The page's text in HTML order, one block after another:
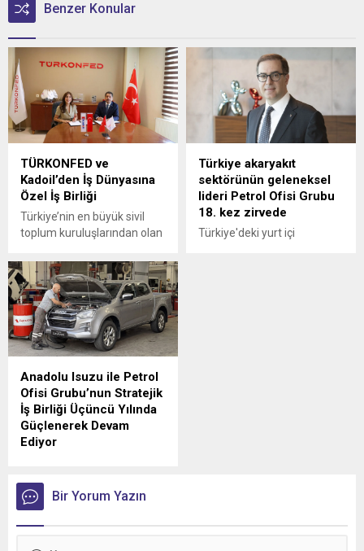
Benzer Konular
TÜRKONFED ve
Kadoil’den İş Dünyasına
Özel İş Birliği
Türkiye’nin en büyük sivil
toplum kuruluşlarından olan
Konfederasyonu
(TÜRKONFED) ile akaryakıt
sektörünün hızlı büyüyen
markalarından Kadoil
arasında özel bir iş birliğine
imza atıldı.
Türkiye akaryakıt
sektörünün geleneksel
lideri Petrol Ofisi Grubu
18. kez zirvede
Türkiye'deki yurt içi
Anadolu Isuzu ile Petrol
Ofisi Grubu’nun Stratejik
İş Birliği Üçüncü Yılında
Güçlenerek Devam
Ediyor
ticari araçlara madeni yağ
tedarikini kapsayan stratejik
iş birliği üçüncü yılına girdi.
Bir Yorum Yazın